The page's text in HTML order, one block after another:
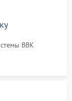
BBK